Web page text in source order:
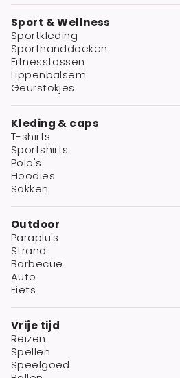
Sport & Wellness
Sportkleding
Sporthanddoeken
Fitnesstassen
Lippenbalsem
Geurstokjes
Kleding & caps
T-shirts
Sportshirts
Polo's
Hoodies
Sokken
Outdoor
Paraplu's
Strand
Barbecue
Auto
Fiets
Vrije tijd
Reizen
Spellen
Speelgoed